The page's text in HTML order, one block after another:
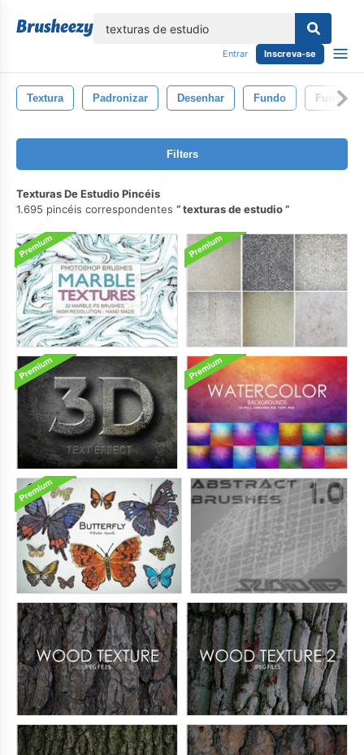
Entrar Inscreva-se
Textura Padronizar Desenhar Fundo Fundos
Filters
Texturas De Estudio Pincéis
1.695 pincéis correspondentes
texturas de estudio